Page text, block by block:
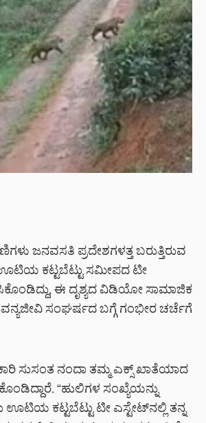
ಜನವಸತಿ ಪ್ರದೇಶಗಳತ್ತ ಬರುತ್ತಿರುವ
ಕಟ್ಟಬೆಟ್ಟು ಸಮೀಪದ ಟೀ
ಈ ದೃಶ್ಯದ ವಿಡಿಯೋ ಸಾಮಾಜಿಕ
ಸಂಘರ್ಷದ ಬಗ್ಗೆ ಗಂಭೀರ ಚರ್ಚೆಗೆ
ಸುಸಂತ ನಂದಾ ತಮ್ಮ ಎಕ್ಸ್ ಖಾತೆಯಾದ
“ಹುಲಿಗಳ ಸಂಖ್ಯೆಯನ್ನು
ಊಟಿಯ ಕಟ್ಟಬೆಟ್ಟು ಟೀ ಎಸ್ಟೇಟ್‌ನಲ್ಲಿ ತನ್ನ